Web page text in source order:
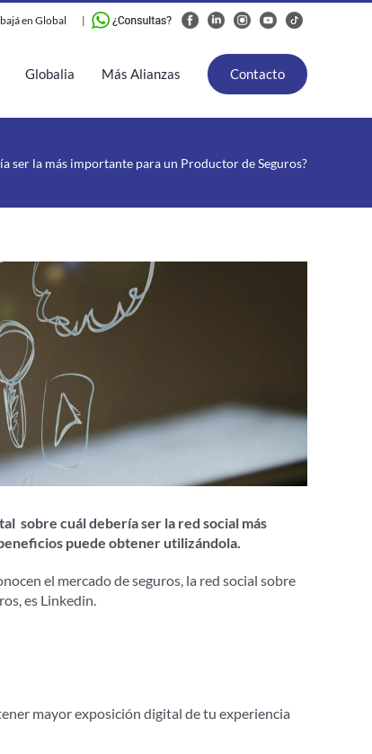
en Global |
Globalia Más Alianzas Contacto
ser la más importante para un Productor de Seguros?
sobre cuál debería ser la red social más
puede obtener utilizándola.
el mercado de seguros, la red social sobre
es Linkedin.
mayor exposición digital de tu experiencia